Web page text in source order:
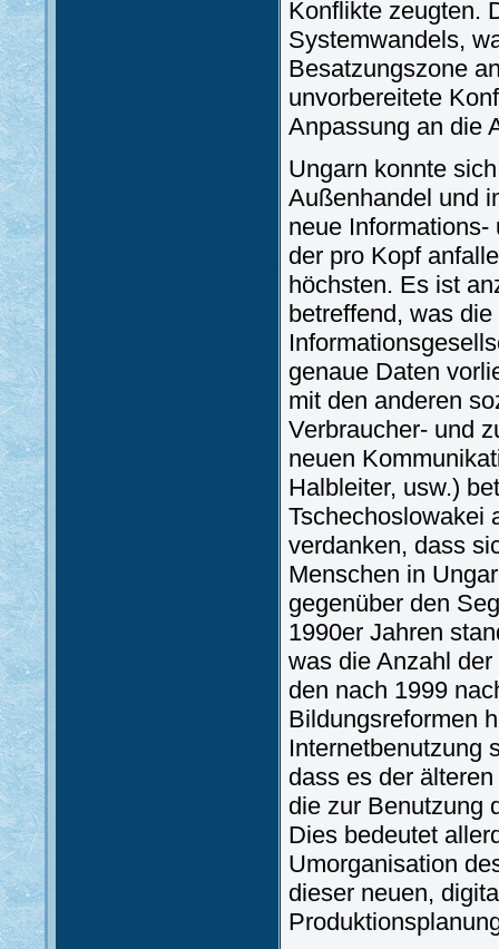
Konflikte zeugten.
Systemwandels,
Besatzungszone
unvorbereitete
Anpassung an die
Ungarn konnte
Außenhandel und
neue
der pro Kopf
höchsten. Es ist
betreffend, was
genaue Daten
mit den anderen
Verbraucher- und
neuen
Halbleiter, usw.)
Tschechoslowakei
verdanken, dass
Menschen in
gegenüber den
1990er Jahren
was die Anzahl
den nach 1999
Bildungsreformen
Internetbenutzung
dass es der
die zur Benutzung
Dies bedeutet
Umorganisation
dieser neuen,